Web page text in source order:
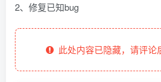
2、修复已知bug
此处内容已隐藏，请评论